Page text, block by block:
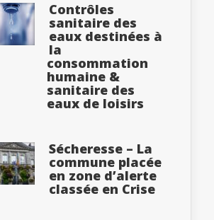
Contrôles
sanitaire des
eaux destinées à
la
consommation
humaine &
sanitaire des
eaux de loisirs
Sécheresse – La
commune placée
en zone d’alerte
classée en Crise